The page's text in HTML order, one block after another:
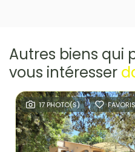
Autres biens qui
vous intéresser
17 PHOTO(S) FAVORIS